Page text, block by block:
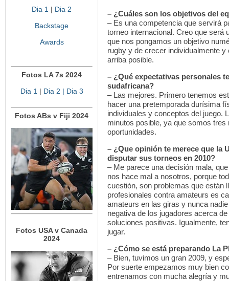
Dia 1 | Dia 2
Backstage
Awards
Fotos LA 7s 2024
Dia 1 | Dia 2 | Dia 3
Fotos ABs v Fiji 2024
Fotos USA v Canada
2024
– ¿Cuáles son los objetivos del
– Es una competencia que servirá
torneo internacional. Creo que
que nos pongamos un objetivo
rugby y de crecer individualmente
arriba posible.
– ¿Qué expectativas personales
sudafricana?
– Las mejores. Primero tenemos
hacer una pretemporada durísima
individuales y conceptos del juego.
minutos posible, ya que somos
oportunidades.
– ¿Que opinión te merece que la
disputar sus torneos en 2010?
– Me parece una decisión mala,
nos hace mal a nosotros, porque
cuestión, son problemas que están
profesionales contra amateurs es
amateurs en las giras y nunca
negativa de los jugadores acerca
soluciones positivas. Igualmente,
jugar.
– ¿Cómo se está preparando La
– Bien, tuvimos un gran 2009, y
Por suerte empezamos muy bien
entrenamos con mucha alegría y